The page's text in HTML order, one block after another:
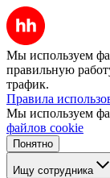
Мы используем
правильную
трафик.
Правила
Мы используем
файлов cookie
Понятно
Ищу сотрудника